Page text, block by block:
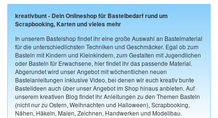
kreativbunt - Dein Onlineshop für Bastelbedarf rund um
Scrapbooking, Karten und vieles mehr
In unserem Bastelshop findet ihr eine große Auswahl an Bastelmaterial
für die unterschiedlichsten Techniken und Geschmäcker. Egal ob zum
Basteln mit Kindern und Kleinkindern, zum Gestalten mit Jugendlichen
oder Basteln für Erwachsene, hier findet ihr das passende Material.
Abgerundet wird unser Angebot mit wöchentlichen neuen
Bastelanleitungen inklusive Video, bei denen wir euch kreativ bunte
Bastelideen auch über unser Angebot im Shop hinaus anbieten. Auf
unserem kreativen Blog findet ihr Anleitungen zu den Themen Basteln
(nicht nur zu Ostern, Weihnachten und Halloween), Scrapbooking,
Nähen, Häkeln, Malen, Zeichnen, Handwerken und Modellbau.